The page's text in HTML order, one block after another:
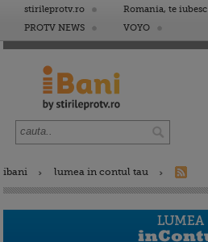
stirileprotv.ro Romania, te iubesc
PROTV NEWS
VOYO
ibani lumea in contul tau